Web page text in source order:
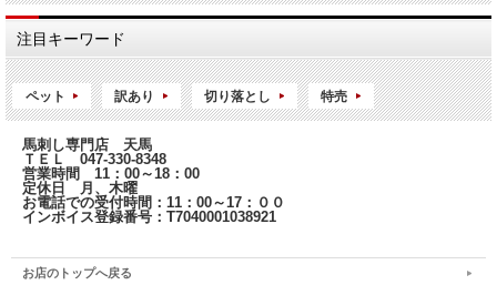
注目キーワード
ペット 訳あり 切り落とし 特売
馬刺し専門店 天馬
ＴＥＬ 047-330-8348
営業時間 11：00～18：00
定休日 月、木曜
お電話での受付時間：11：00～17：００
インボイス登録番号：T7040001038921
お店のトップへ戻る